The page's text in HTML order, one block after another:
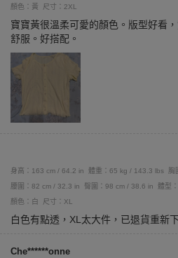
顏色：黃
尺寸：2XL
寶寶黃很溫柔可愛的顏色。版型好看
舒服。好搭配。
身高：163 cm / 64.2 in 體重：65 kg / 143.3 lbs
胸
腰圍：82 cm / 32.3 in
臀圍：98 cm / 38.6 in
體型
顏色：白
尺寸：XL
白色有點透，XL太大件，已退貨重新
Che******onne